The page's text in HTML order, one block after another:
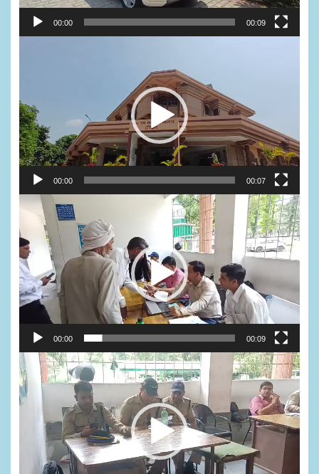
00:00 00:09
00:00 00:07
Video
Player
00:00 00:09
Video
Player